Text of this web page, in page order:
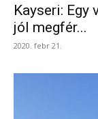
Kayseri: Egy
jól megfér...
2020. febr 21.